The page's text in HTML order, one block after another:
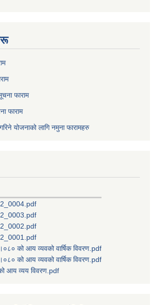
फाराम
फाराम
योजनाको लागि नमुना फारामहरु
को आय व्यवको वार्षिक विवरण.pdf
को आय व्यवको वार्षिक विवरण.pdf
आय व्यय विवरण.pdf